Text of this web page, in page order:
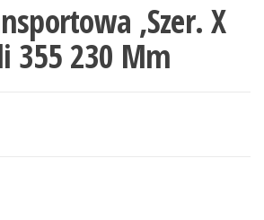
,Szer. X
355 230 Mm